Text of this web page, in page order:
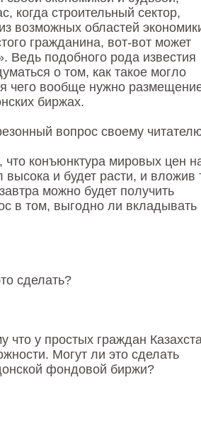
когда строительный сектор,
возможных областей
гражданина, вот-вот может
Ведь подобного рода известия
о том, как такое могло
чего вообще нужно
биржах.
вопрос своему
конъюнктура мировых цен
высока и будет расти, и вложив
можно будет получить
в том, выгодно ли вкладывать
сделать?
что у простых граждан
Могут ли это сделать
фондовой биржи?